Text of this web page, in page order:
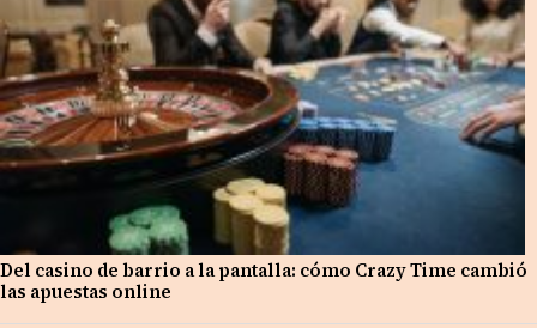
Del casino de barrio a la pantalla: cómo Crazy Time cambió
las apuestas online